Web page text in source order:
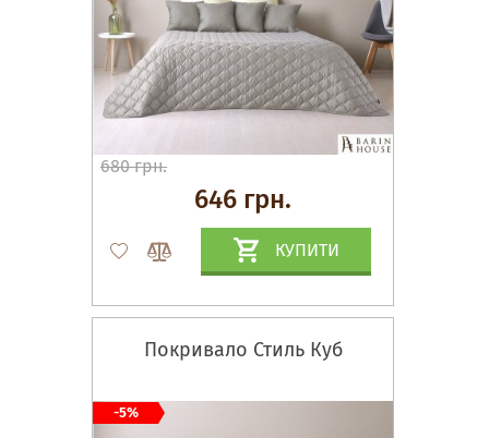
680 грн.
646 грн.
КУПИТИ
Покривало Стиль Куб
-5%